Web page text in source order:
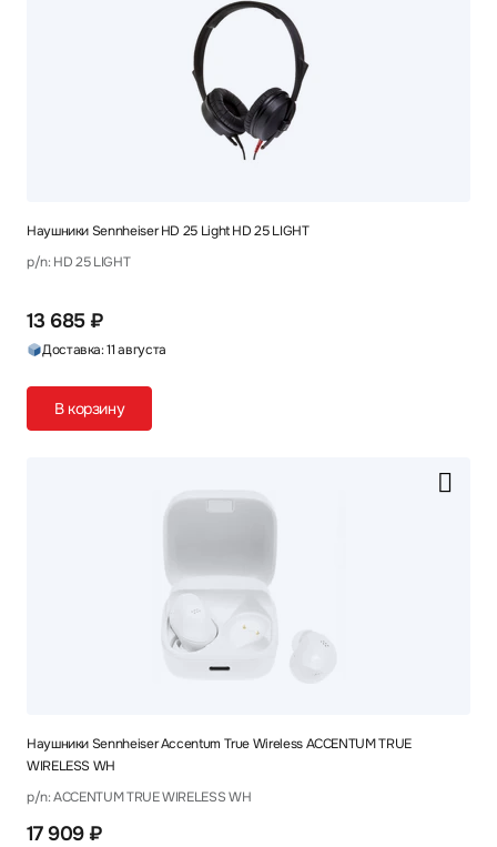
Наушники Sennheiser HD 25 Light HD 25 LIGHT
p/n: HD 25 LIGHT
13 685 ₽
Доставка: 11 августа
В корзину
Наушники Sennheiser Accentum True Wireless ACCENTUM TRUE
WIRELESS WH
p/n: ACCENTUM TRUE WIRELESS WH
17 909 ₽